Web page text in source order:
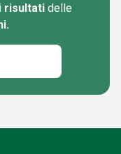
risultati delle